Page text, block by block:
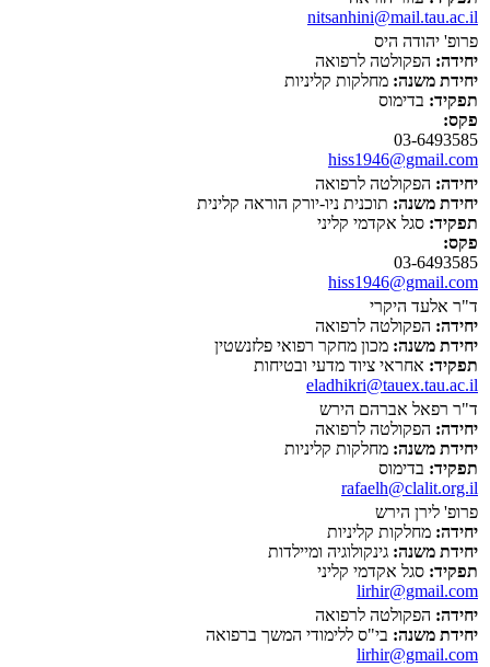
nitsanhini@mail.tau.ac.il
פרופ' יהודה היס
יחידה: הפקולטה לרפואה
יחידת משנה: מחלקות קליניות
תפקיד: בדימוס
פקס:
03-6493585
hiss1946@gmail.com
יחידה: הפקולטה לרפואה
יחידת משנה: תוכנית ניו-יורק הוראה קלינית
תפקיד: סגל אקדמי קליני
פקס:
03-6493585
hiss1946@gmail.com
ד"ר אלעד היקרי
יחידה: הפקולטה לרפואה
יחידת משנה: מכון מחקר רפואי פלזנשטין
תפקיד: אחראי ציוד מדעי ובטיחות
eladhikri@tauex.tau.ac.il
ד"ר רפאל אברהם הירש
יחידה: הפקולטה לרפואה
יחידת משנה: מחלקות קליניות
תפקיד: בדימוס
rafaelh@clalit.org.il
פרופ' לירן הירש
יחידה: מחלקות קליניות
יחידת משנה: גינקולוגיה ומיילדות
תפקיד: סגל אקדמי קליני
lirhir@gmail.com
יחידה: הפקולטה לרפואה
יחידת משנה: בי"ס ללימודי המשך ברפואה
lirhir@gmail.com